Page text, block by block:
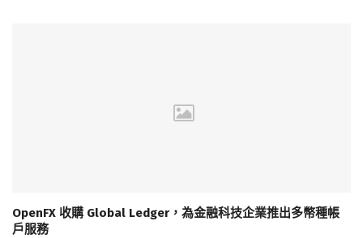
OpenFX 收購 Global Ledger，為金融科技企業推出多幣種帳
戶服務